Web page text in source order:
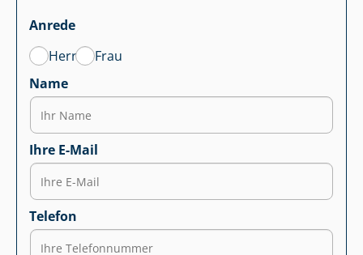
Anrede
Herr
Frau
Name
Ihre E-Mail
Telefon